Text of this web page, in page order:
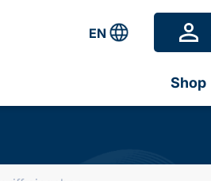
EN
Shop